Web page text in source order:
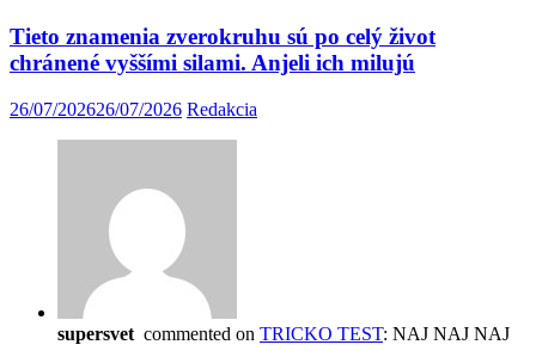
Tieto znamenia zverokruhu sú po celý život
chránené vyššími silami. Anjeli ich milujú
26/07/202626/07/2026 Redakcia
supersvet commented on TRICKO TEST: NAJ NAJ NAJ